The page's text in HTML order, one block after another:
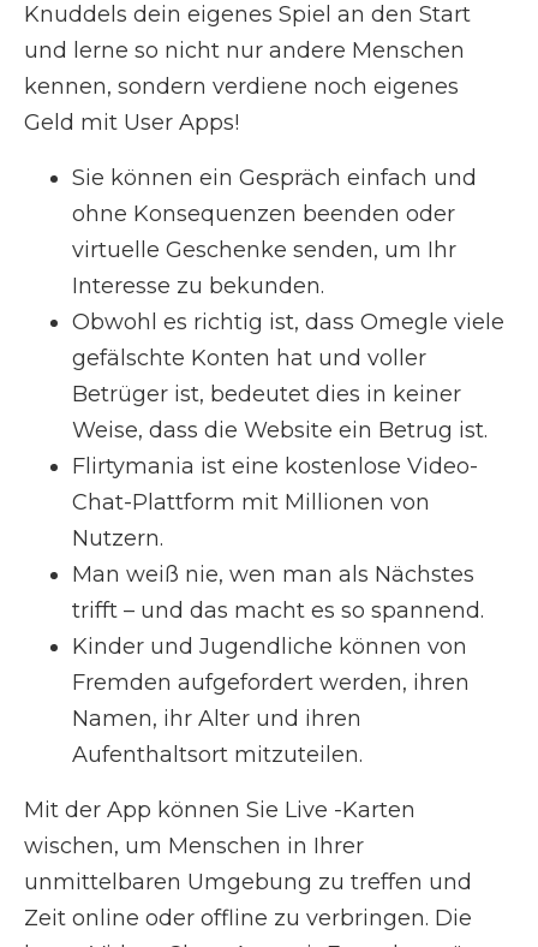
Knuddels dein eigenes Spiel an den Start
und lerne so nicht nur andere Menschen
kennen, sondern verdiene noch eigenes
Geld mit User Apps!
Sie können ein Gespräch einfach und
ohne Konsequenzen beenden oder
virtuelle Geschenke senden, um Ihr
Interesse zu bekunden.
Obwohl es richtig ist, dass Omegle viele
gefälschte Konten hat und voller
Betrüger ist, bedeutet dies in keiner
Weise, dass die Website ein Betrug ist.
Flirtymania ist eine kostenlose Video-
Chat-Plattform mit Millionen von
Nutzern.
Man weiß nie, wen man als Nächstes
trifft – und das macht es so spannend.
Kinder und Jugendliche können von
Fremden aufgefordert werden, ihren
Namen, ihr Alter und ihren
Aufenthaltsort mitzuteilen.
Mit der App können Sie Live -Karten
wischen, um Menschen in Ihrer
unmittelbaren Umgebung zu treffen und
Zeit online oder offline zu verbringen. Die